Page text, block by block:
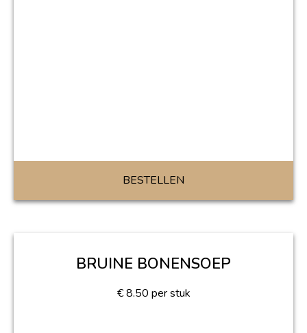
BESTELLEN
BRUINE BONENSOEP
€ 8.50 per stuk